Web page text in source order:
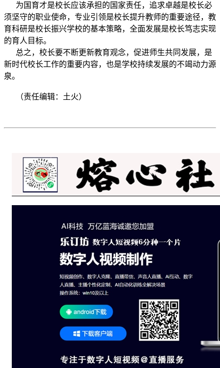
为国育才是校长应该承担的国家责任，追求卓越是校长必
须坚守的职业使命，专业引领是校长提升教师的重要途径，教
育科研是校长振兴学校的基本策略，全面发展是校长笃志实现
的育人目标。
总之，校长要不断更新教育观念，促进师生共同发展，是
新时代校长工作的重要内容，也是学校持续发展的不竭动力源
泉。
（责任编辑：土火）